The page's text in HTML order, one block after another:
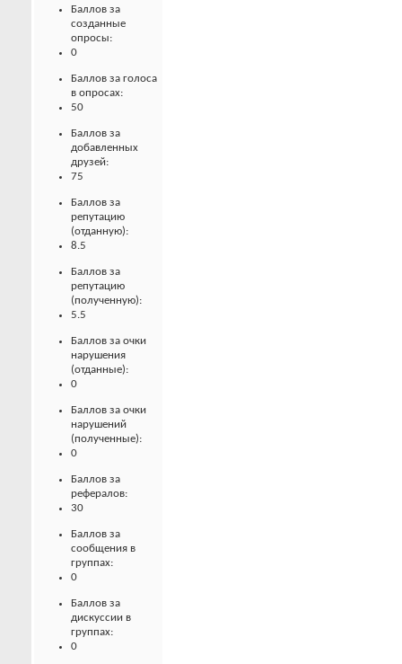
Баллов за
созданные
опросы:
0
Баллов за голоса
в опросах:
50
Баллов за
добавленных
друзей:
75
Баллов за
репутацию
(отданную):
8.5
Баллов за
репутацию
(полученную):
5.5
Баллов за очки
нарушения
(отданные):
0
Баллов за очки
нарушений
(полученные):
0
Баллов за
рефералов:
30
Баллов за
сообщения в
группах:
0
Баллов за
дискуссии в
группах:
0